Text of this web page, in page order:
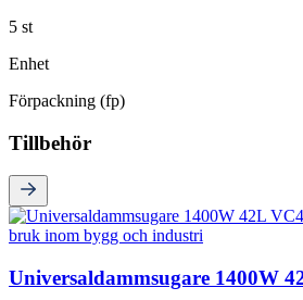
5 st
Enhet
Förpackning (fp)
Tillbehör
Universaldammsugare 1400W